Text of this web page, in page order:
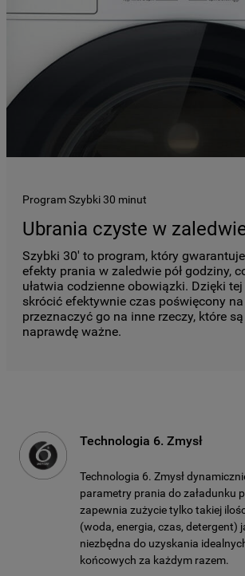
Program Szybki 30 minut
Ubrania czyste w
Szybki 30' to program, który
efekty prania w zaledwie pół godziny,
ułatwia codzienne obowiązki. Dzięki
skrócić efektywnie czas poświęcony
przeznaczyć go na inne rzeczy, które
naprawdę ważne.
Technologia 6. Zmysł
Technologia 6. Zmysł
parametry prania do załadunku
zapewnia zużycie tylko takiej
(woda, energia, czas, detergent)
niezbędna do uzyskania
końcowych za każdym razem.